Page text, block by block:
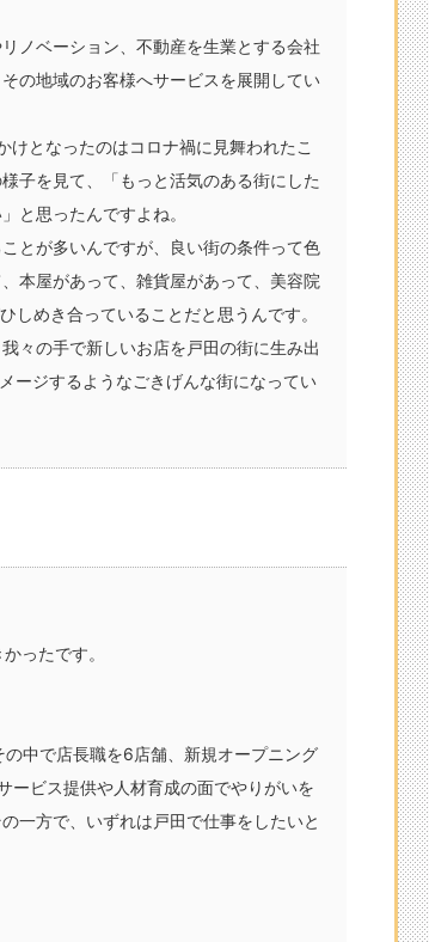
ノベーション、不動産を生業とする会社
の地域のお客様へサービスを展開してい
となったのはコロナ禍に見舞われたこ
子を見て、「もっと活気のある街にした
と思ったんですよね。
とが多いんですが、良い街の条件って色
本屋があって、雑貨屋があって、美容院
めき合っていることだと思うんです。
々の手で新しいお店を戸田の街に生み出
ージするようなごきげんな街になってい
ったです。
中で店長職を6店舗、新規オープニング
ービス提供や人材育成の面でやりがいを
一方で、いずれは戸田で仕事をしたいと